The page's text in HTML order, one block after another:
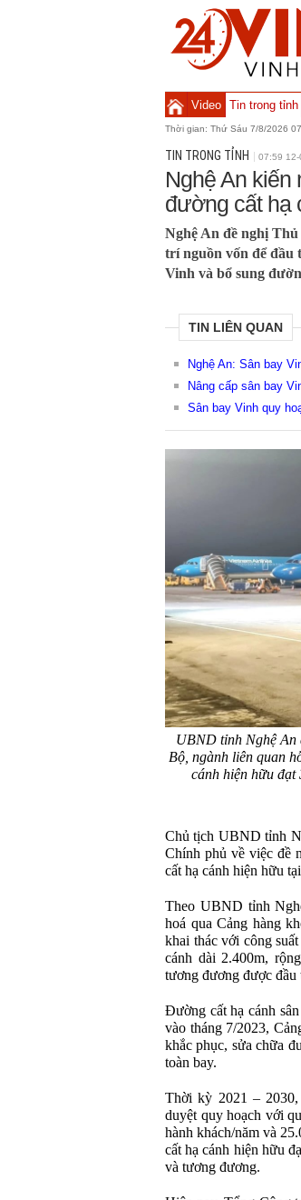
Video Tin trong tỉnh
Thời gian: Thứ Sáu 7/8/2026
TIN TRONG TỈNH 07:59 12-
Nghệ An kiến
đường cất hạ
Nghệ An đề nghị
trí nguồn vốn để đầu
Vinh và bổ sung
TIN LIÊN QUAN
Nghệ An: Sân bay
Nâng cấp sân bay
Sân bay Vinh quy
UBND tỉnh Nghệ An
Bộ, ngành liên quan
cánh hiện hữu đạt
Chủ tịch UBND tỉnh
Chính phủ về việc đề
cất hạ cánh hiện hữu
Theo UBND tỉnh
hoá qua Cảng hàng
khai thác với công
cánh dài 2.400m,
tương đương được đầu
Đường cất hạ cánh
vào tháng 7/2023,
khắc phục, sửa chữa
toàn bay.
Thời kỳ 2021 –
duyệt quy hoạch với
hành khách/năm và
cất hạ cánh hiện hữu
và tương đương.